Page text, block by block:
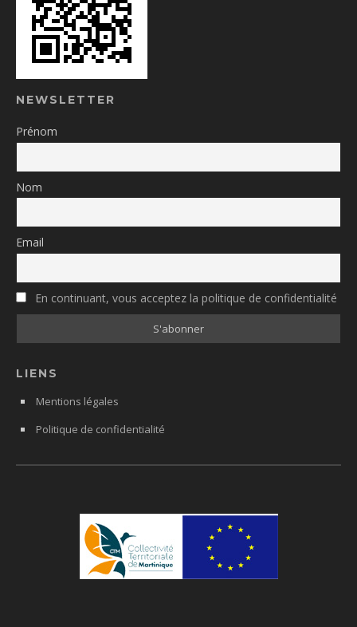
NEWSLETTER
Prénom
Nom
Email
En continuant, vous acceptez la politique de confidentialité
LIENS
Mentions légales
Politique de confidentialité